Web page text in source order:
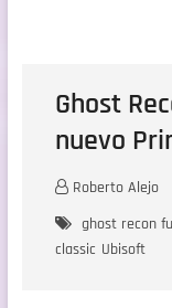
Ghost
nuevo
Roberto Alejo
ghost recon
classic Ubisoft